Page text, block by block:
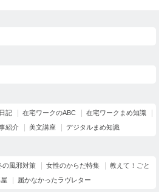
記 在宅ワークのABC
在宅ワークまめ知識
紹介 美文講座 デジタルまめ知識
の風邪対策 女性のからだ特集
教えて！ごと
届かなかったラヴレター